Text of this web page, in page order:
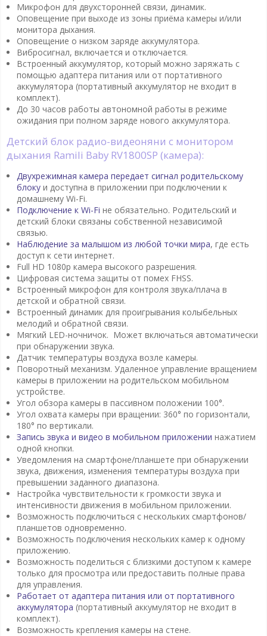
Микрофон для двухсторонней связи, динамик.
Оповещение при выходе из зоны приёма камеры и/или
монитора дыхания.
Оповещение о низком заряде аккумулятора.
Вибросигнал, включается и отключается.
Встроенный аккумулятор, который можно заряжать с
помощью адаптера питания или от портативного
аккумулятора (портативный аккумулятор не входит в
комплект).
До 30 часов работы автономной работы в режиме
ожидания при полном заряде нового аккумулятора.
Детский блок радио-видеоняни с монитором
дыхания Ramili Baby RV1800SP (камера):
Двухрежимная камера передает сигнал родительскому
блокуи доступна в приложении при подключении к
домашнему Wi-Fi.
Подключение к Wi-Fi не обязательно. Родительский и
детский блоки связаны собственной независимой
связью.
Наблюдение за малышом из любой точки мира, где есть
доступ к сети интернет.
Full HD 1080p камера высокого разрешения.
Цифровая система защиты от помех FHSS.
Встроенный микрофон для контроля звука/плача в
детской и обратной связи.
Встроенный динамик для проигрывания колыбельных
мелодий и обратной связи.
Мягкий LED-ночничок. Может включаться автоматически
при обнаружении звука.
Датчик температуры воздуха возле камеры.
Поворотный механизм. Удаленное управление вращением
камеры в приложении на родительском мобильном
устройстве.
Угол обзора камеры в пассивном положении 100°.
Угол охвата камеры при вращении: 360° по горизонтали,
180° по вертикали.
Запись звука и видео в мобильном приложении нажатием
одной кнопки.
Уведомления на смартфоне/планшете при обнаружении
звука, движения, изменения температуры воздуха при
превышении заданного диапазона.
Настройка чувствительности к громкости звука и
интенсивности движения в мобильном приложении.
Возможность подключиться с нескольких смартфонов/
планшетов одновременно.
Возможность подключения нескольких камер к одному
приложению.
Возможность поделиться с близкими доступом к камере
только для просмотра или предоставить полные права
для управления.
Работает от адаптера питания или от портативного
аккумулятора (портативный аккумулятор не входит в
комплект).
Возможность крепления камеры на стене.